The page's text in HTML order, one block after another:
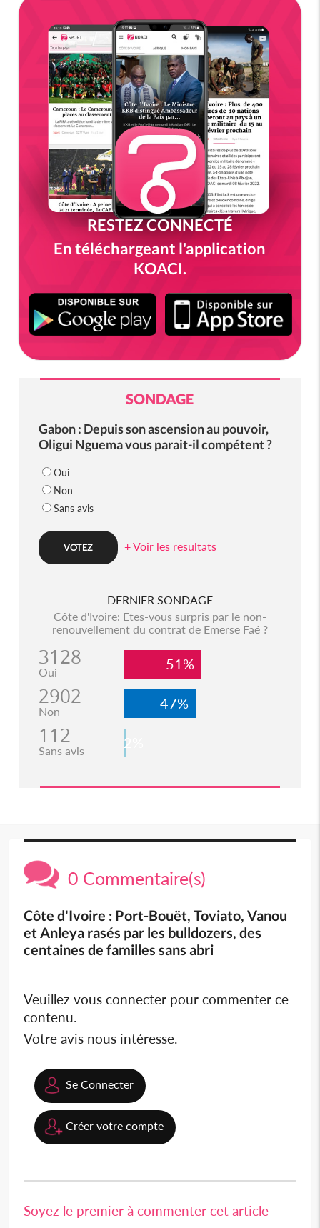
RESTEZ CONNECTÉ
En téléchargeant l'application
KOACI.
SONDAGE
Gabon : Depuis son ascension au pouvoir,
Oligui Nguema vous parait-il compétent ?
Oui
Non
Sans avis
+ Voir les resultats
DERNIER SONDAGE
Côte d'Ivoire: Etes-vous surpris par le non-
renouvellement du contrat de Emerse Faé ?
3128
Oui 51%
2902
Non 47%
112
Sans avis 2%
0 Commentaire(s)
Côte d'Ivoire : Port-Bouët, Toviato, Vanou
et Anleya rasés par les bulldozers, des
centaines de familles sans abri
Veuillez vous connecter pour commenter ce
contenu.
Votre avis nous intéresse.
Se Connecter
Créer votre compte
Soyez le premier à commenter cet article